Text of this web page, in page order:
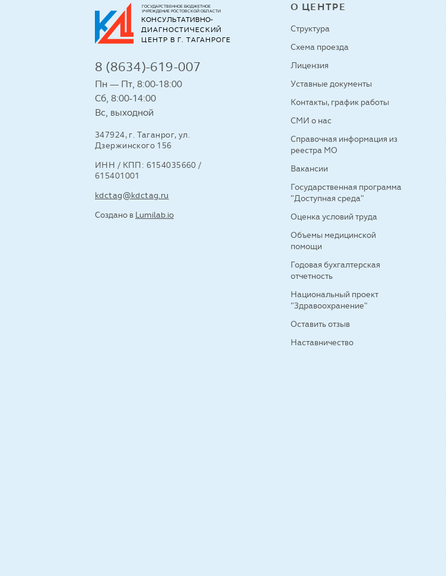
КОНСУЛЬТАТИВНО-
ДИАГНОСТИЧЕСКИЙ
ЦЕНТР В Г. ТАГАНРОГЕ
ГОСУДАРСТВЕННОЕ БЮДЖЕТНОЕ
УЧРЕЖДЕНИЕ РОСТОВСКОЙ ОБЛАСТИ
8 (8634)-619-007
Пн — Пт, 8:00-18:00
Сб, 8:00-14:00
Вс, выходной
347924, г. Таганрог, ул.
Дзержинского 156
ИНН / КПП: 6154035660 /
615401001
kdctag@kdctag.ru
Создано в Lumilab.io
О ЦЕНТРЕ
Структура
Схема проезда
Лицензия
Уставные документы
Контакты, график работы
СМИ о нас
Справочная информация из
реестра МО
Вакансии
Государственная программа
"Доступная среда"
Оценка условий труда
Объемы медицинской
помощи
Годовая бухгалтерская
отчетность
Национальный проект
"Здравоохранение"
Оставить отзыв
Наставничество